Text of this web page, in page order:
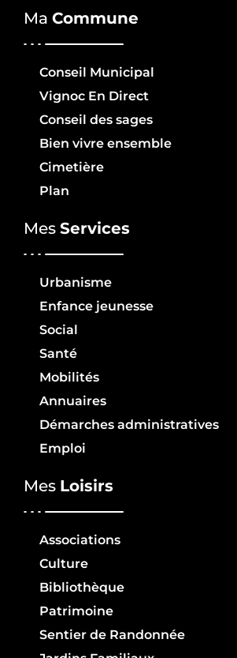
Ma Commune
Conseil Municipal
Vignoc En Direct
Conseil des sages
Bien vivre ensemble
Cimetière
Plan
Mes Services
Urbanisme
Enfance jeunesse
Social
Santé
Mobilités
Annuaires
Démarches administratives
Emploi
Mes Loisirs
Associations
Culture
Bibliothèque
Patrimoine
Sentier de Randonnée